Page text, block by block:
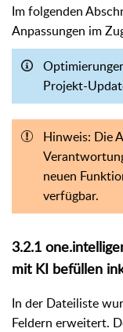
Im folgenden
Anpassungen im
Projekt-
Hinweis: Die
neuen
verfügbar.
3.2.1
mit KI befüllen
In der Dateiliste
Feldern erweitert.